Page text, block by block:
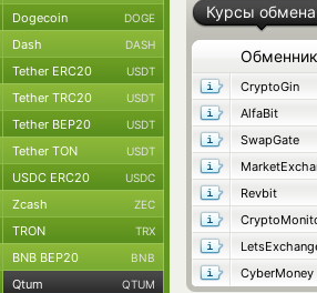
Курсы обмена
Обменник
CryptoGin
AlfaBit
SwapGate
Revbit
CyberMoney
Dogecoin DOGE
Dash DASH
Tether ERC20 USDT
Tether TRC20 USDT
Tether BEP20 USDT
Tether TON USDT
USDC ERC20 USDC
Zcash ZEC
TRON TRX
BNB BEP20 BNB
Qtum QTUM